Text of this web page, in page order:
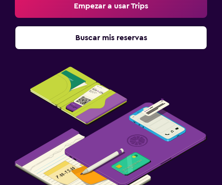
Ideal para familias
Cuna/cama nido disponibles
Comidas para niños
Zona de trabajo
Fax/fotocopiadora
Piscina al aire libre
Toallas para piscina
Empezar a usar Trips
Buscar mis reservas